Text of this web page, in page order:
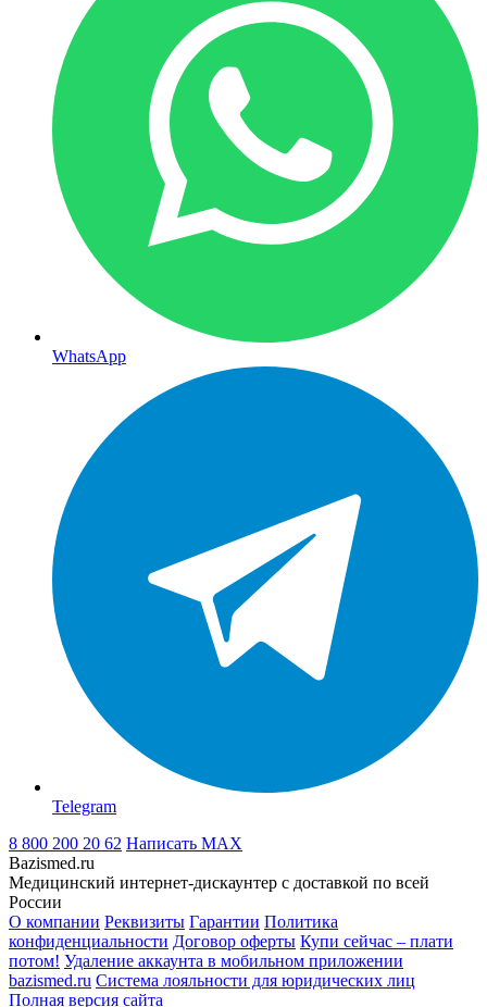
WhatsApp
Telegram
8 800 200 20 62 Написать MAX
Bazismed.ru
Медицинский интернет-дискаунтер с доставкой по всей
России
О компании Реквизиты Гарантии Политика
конфиденциальности Договор оферты Купи сейчас – плати
потом! Удаление аккаунта в мобильном приложении
bazismed.ru Система лояльности для юридических лиц
Полная версия сайта